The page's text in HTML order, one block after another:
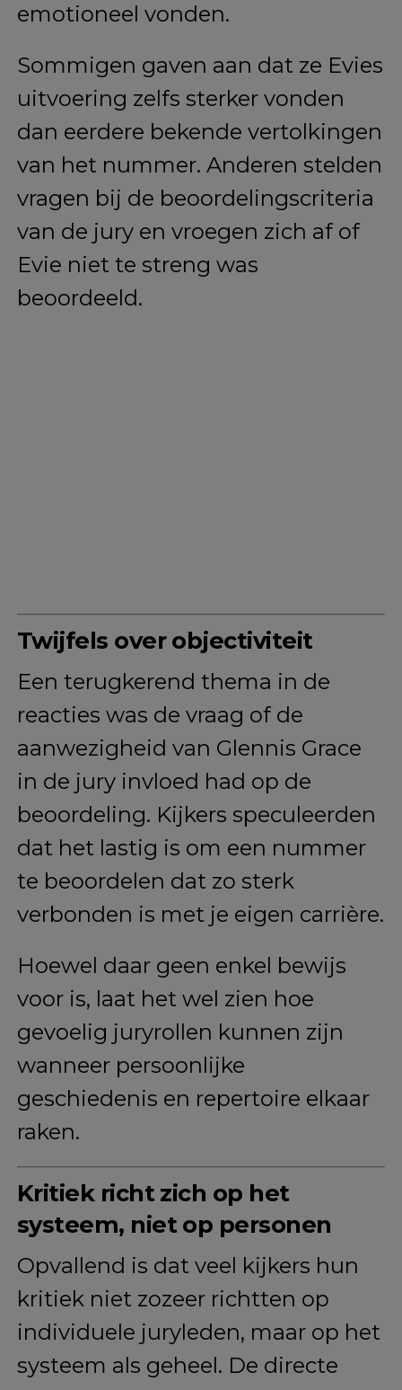
emotioneel vonden.
Sommigen gaven aan dat ze Evies
uitvoering zelfs sterker vonden
dan eerdere bekende vertolkingen
van het nummer. Anderen stelden
vragen bij de beoordelingscriteria
van de jury en vroegen zich af of
Evie niet te streng was
beoordeeld.
Twijfels over objectiviteit
Een terugkerend thema in de
reacties was de vraag of de
aanwezigheid van Glennis Grace
in de jury invloed had op de
beoordeling. Kijkers speculeerden
dat het lastig is om een nummer
te beoordelen dat zo sterk
verbonden is met je eigen carrière.
Hoewel daar geen enkel bewijs
voor is, laat het wel zien hoe
gevoelig juryrollen kunnen zijn
wanneer persoonlijke
geschiedenis en repertoire elkaar
raken.
Kritiek richt zich op het
systeem, niet op personen
Opvallend is dat veel kijkers hun
kritiek niet zozeer richtten op
individuele juryleden, maar op het
systeem als geheel. De directe